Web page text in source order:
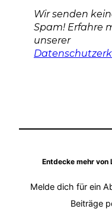
Wir senden
Spam! Erfahre
unserer
Entdecke mehr
Melde dich für ein
Beiträge